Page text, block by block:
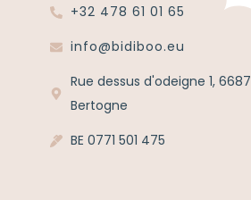
+32 478 61 01 65
info@bidiboo.eu
Rue dessus d'odeigne 1, 6687
Bertogne
BE 0771 501 475